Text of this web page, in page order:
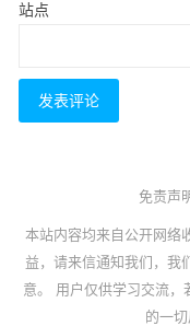
站点
免责声
本站内容均来自公开网络
益，请来信通知我们，我
意。 用户仅供学习交流，
的一